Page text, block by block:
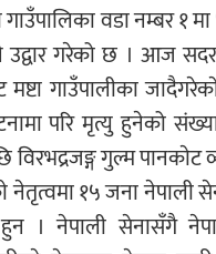
वडा नम्बर १
उद्वार गरेको छ । आज
मष्टा गाउँपालीका
परि मृत्यु हुनेको
विरभद्रजङ्ग गुल्म
१५ जना नेपाली
हुन । नेपाली सेनासँगै